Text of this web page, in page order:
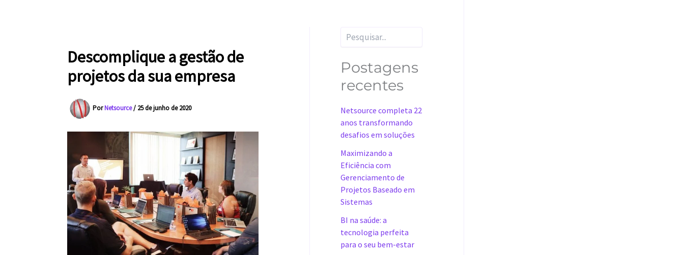
Descomplique a gestão de
projetos da sua empresa
PorNetsource/ 25 de junho de 2020
Pesquisar
Postagens
recentes
Netsource completa 22
anos transformando
desafios em soluções
Maximizando a
Eficiência com
Gerenciamento de
Projetos Baseado em
Sistemas
BI na saúde: a
tecnologia perfeita
para o seu bem-estar